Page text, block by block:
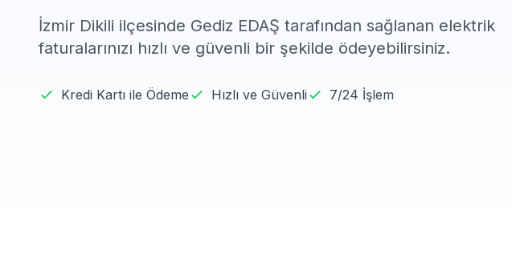
İzmir Dikili ilçesinde Gediz EDAŞ tarafından sağlanan elektrik
faturalarınızı hızlı ve güvenli bir şekilde ödeyebilirsiniz.
Kredi Kartı ile Ödeme Hızlı ve Güvenli 7/24 İşlem